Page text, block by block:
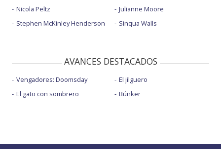
Nicola Peltz
Stephen McKinley Henderson
Julianne Moore
Sinqua Walls
AVANCES DESTACADOS
Vengadores: Doomsday
El gato con sombrero
El jilguero
Búnker